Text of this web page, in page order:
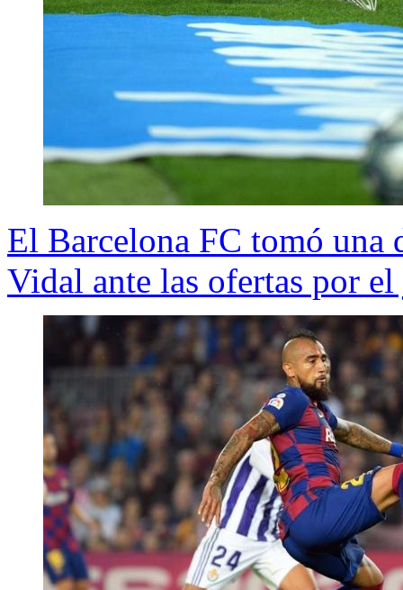
El Barcelona FC tomó una
Vidal ante las ofertas por